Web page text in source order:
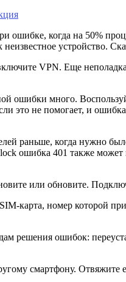
ошибке, когда на 50%
устройство.
VPN. Еще
ошибки много.
это не помогает, и
раньше, когда нужно
ошибка 401 также
или обновите.
карта, номер которой
решения ошибок:
смартфону. Отвяжите